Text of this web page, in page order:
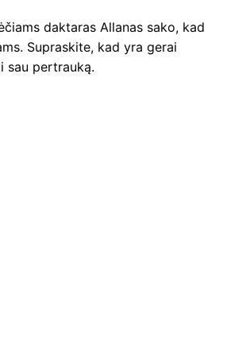
daktaras Allanas sako, kad
Supraskite, kad yra gerai
sau pertrauką.